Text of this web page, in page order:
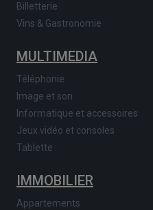
Billetterie
Vins & Gastronomie
MULTIMEDIA
Téléphonie
Image et son
Informatique et accessoires
Jeux vidéo et consoles
Tablette
IMMOBILIER
Appartements